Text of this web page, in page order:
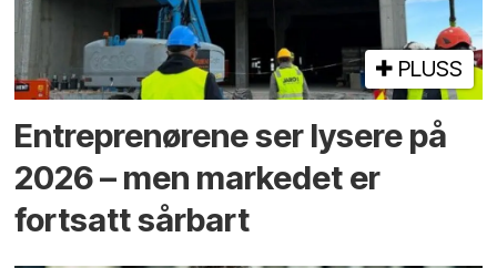
PLUSS
Entreprenørene ser lysere på
2026 – men markedet er
fortsatt sårbart